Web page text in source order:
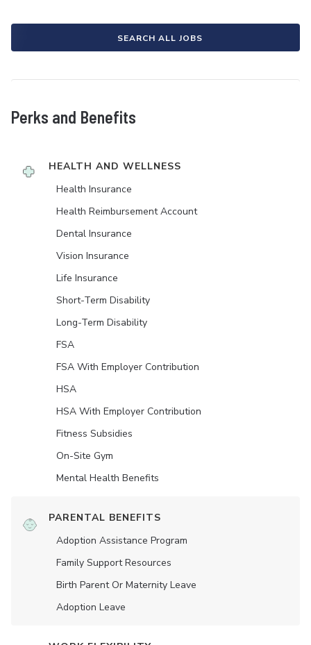
SEARCH ALL JOBS
Perks and Benefits
HEALTH AND WELLNESS
Health Insurance
Health Reimbursement Account
Dental Insurance
Vision Insurance
Life Insurance
Short-Term Disability
Long-Term Disability
FSA
FSA With Employer Contribution
HSA
HSA With Employer Contribution
Fitness Subsidies
On-Site Gym
Mental Health Benefits
PARENTAL BENEFITS
Adoption Assistance Program
Family Support Resources
Birth Parent Or Maternity Leave
Adoption Leave